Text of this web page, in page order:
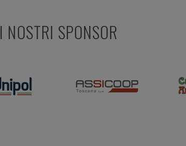
I NOSTRI SPONSOR